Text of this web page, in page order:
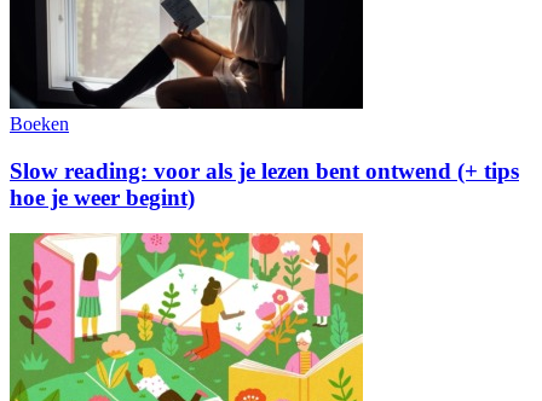
Boeken
Slow reading: voor als je lezen bent ontwend (+ tips
hoe je weer begint)